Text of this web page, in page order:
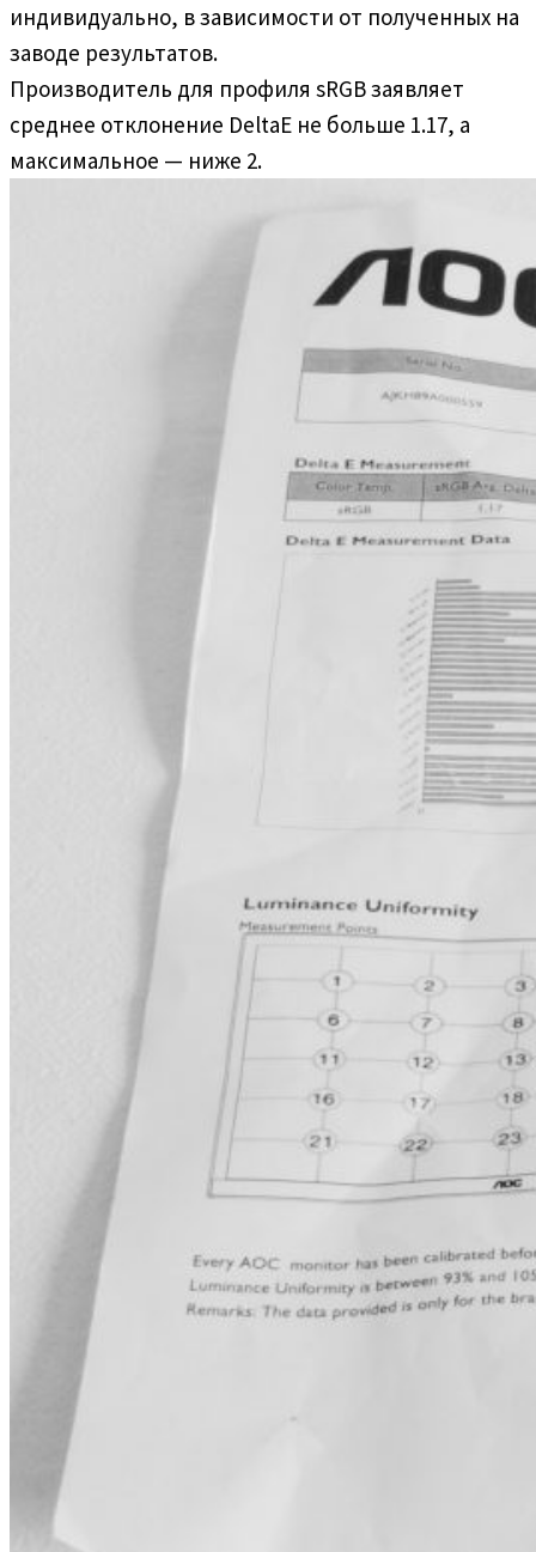
индивидуально, в зависимости от полученных на
заводе результатов.
Производитель для профиля sRGB заявляет
среднее отклонение DeltaE не больше 1.17, а
максимальное — ниже 2.